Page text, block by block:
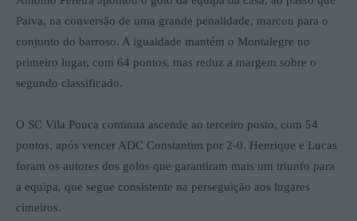
Paiva, na conversão de uma grande penalidade, marcou para o
conjunto do barroso. A igualdade mantém o Montalegre no
primeiro lugar, com 64 pontos, mas reduz a margem sobre o
segundo classificado.
O SC Vila Pouca continua ascende ao terceiro posto, com 54
pontos, após vencer ADC Constantim por 2-0. Henrique e Lucas
foram os autores dos golos que garantiram mais um triunfo para
a equipa, que segue consistente na perseguição aos lugares
cimeiros.